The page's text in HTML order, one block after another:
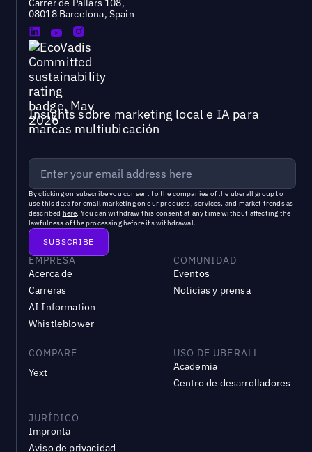
Carrer de Pallars 108,
08018 Barcelona, Spain
Insights sobre marketing local e IA para
marcas multiubicación
By clicking on subscribe you consent to the companies of the uberall groupto
use this data for email marketing on our products, services, and market trends as
described here. You can withdraw this consent at any time without affecting the
lawfulness of the processing before its withdrawal.
EMPRESA
Acerca de
Carreras
AI Information
Whistleblower
COMUNIDAD
Eventos
Noticias y prensa
COMPARE
Yext
USO DE UBERALL
Academia
Centro de desarrolladores
JURÍDICO
Impronta
Aviso de privacidad